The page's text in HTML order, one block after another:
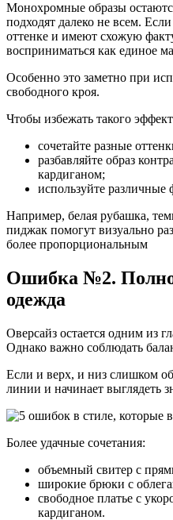
Монохромные образы
подходят далеко не всем.
оттенке и имеют схожую
восприниматься как единое
Особенно это заметно при
свободного кроя.
Чтобы избежать такого
сочетайте разные
разбавляйте образ
кардиганом;
используйте различные
Например, белая рубашка,
пиджак помогут визуально
более пропорциональным
Ошибка №2.
одежда
Оверсайз остается одним из
Однако важно соблюдать
Если и верх, и низ слишком
линии и начинает выглядеть
Более удачные сочетания:
объемный свитер с
широкие брюки с
свободное платье с
кардиганом.